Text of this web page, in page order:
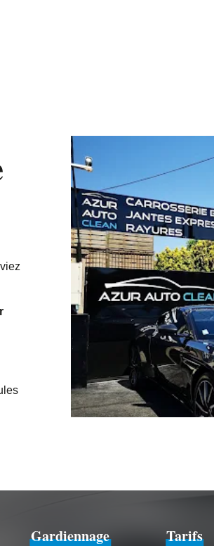
Gardiennage Tarifs